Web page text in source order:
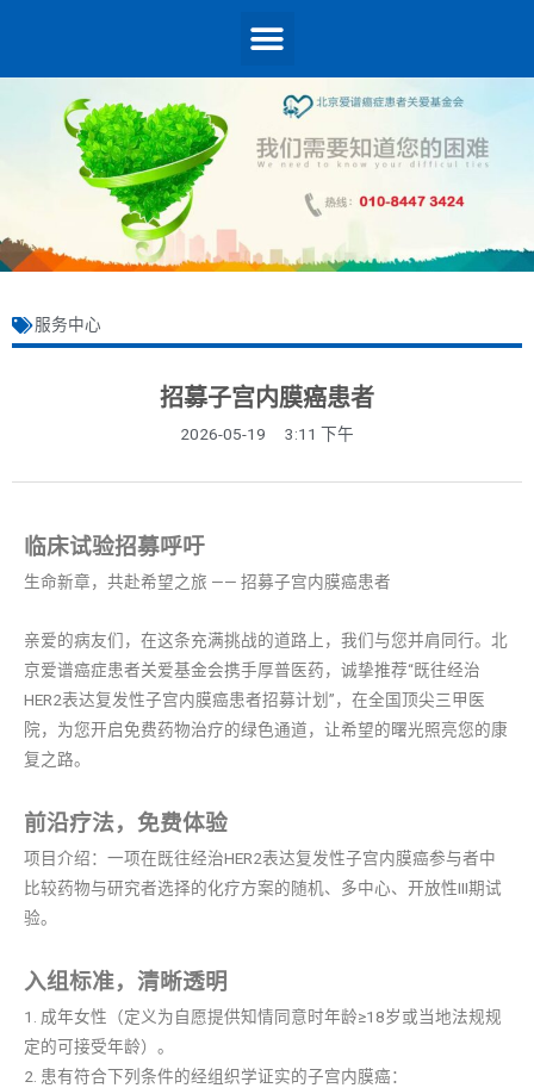
服务中心
招募子宫内膜癌患者
2026-05-19 3:11 下午
临床试验招募呼吁
生命新章，共赴希望之旅 —— 招募子宫内膜癌患者
亲爱的病友们，在这条充满挑战的道路上，我们与您并肩同行。北
京爱谱癌症患者关爱基金会携手厚普医药，诚挚推荐“既往经治
HER2表达复发性子宫内膜癌患者招募计划”，在全国顶尖三甲医
院，为您开启免费药物治疗的绿色通道，让希望的曙光照亮您的康
复之路。
前沿疗法，免费体验
项目介绍：一项在既往经治HER2表达复发性子宫内膜癌参与者中
比较药物与研究者选择的化疗方案的随机、多中心、开放性III期试
验。
入组标准，清晰透明
1. 成年女性（定义为自愿提供知情同意时年龄≥18岁或当地法规规
定的可接受年龄）。
2. 患有符合下列条件的经组织学证实的子宫内膜癌：